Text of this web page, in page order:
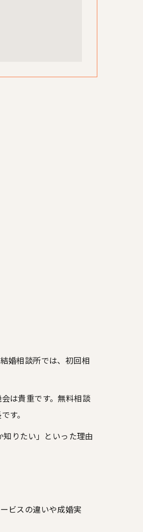
婚相談所では、初回相
は貴重です。無料相談
す。
りたい」といった理由
ビスの違いや成婚実